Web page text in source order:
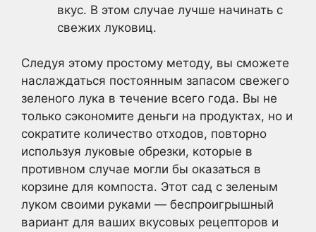
вкус. В этом случае лучше начинать с
свежих луковиц.
Следуя этому простому методу, вы сможете
наслаждаться постоянным запасом свежего
зеленого лука в течение всего года. Вы не
только сэкономите деньги на продуктах, но и
сократите количество отходов, повторно
используя луковые обрезки, которые в
противном случае могли бы оказаться в
корзине для компоста. Этот сад с зеленым
луком своими руками — беспроигрышный
вариант для ваших вкусовых рецепторов и